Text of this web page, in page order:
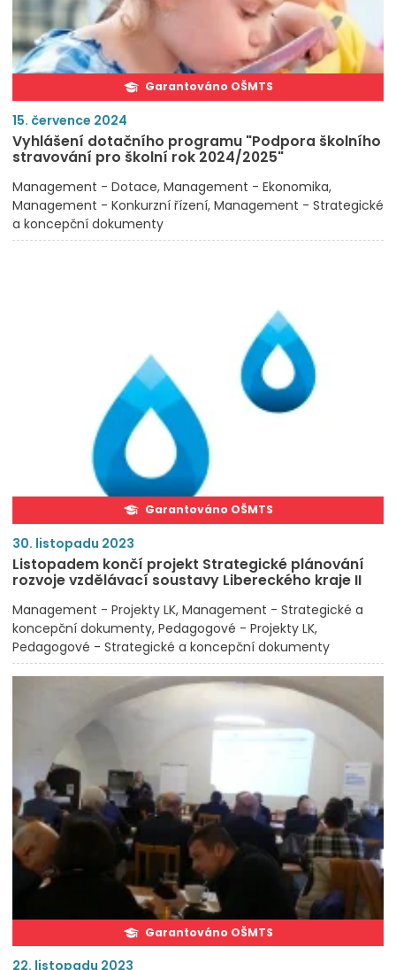
Garantováno OŠMTS
15. července 2024
Vyhlášení dotačního programu "Podpora školního
stravování pro školní rok 2024/2025"
Management - Dotace Management - Ekonomika
Management - Konkurzní řízení Management - Strategické
a koncepční dokumenty
Garantováno OŠMTS
30. listopadu 2023
Listopadem končí projekt Strategické plánování
rozvoje vzdělávací soustavy Libereckého kraje II
Management - Projekty LK Management - Strategické a
koncepční dokumenty Pedagogové - Projekty LK
Pedagogové - Strategické a koncepční dokumenty
Garantováno OŠMTS
22. listopadu 2023